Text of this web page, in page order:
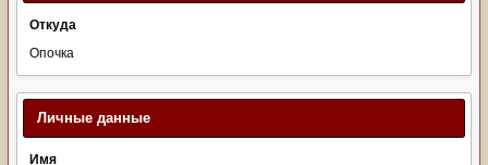
Откуда
Опочка
Личные данные
Имя